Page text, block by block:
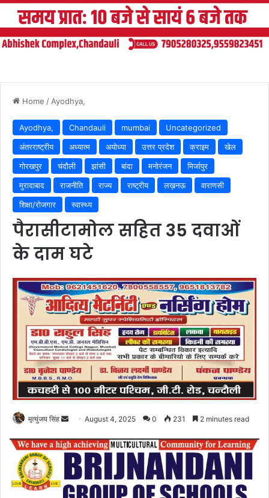
Home / Ayodhya,
Ayodhya, Chandauli mumbai
Uncategorized
अंतरराष्ट्रीय
अध्यात्म अयोध्या उत्तर प्रदेश क्राइम
खेल
गोरखपुर
चंदौली झांसी बांदा मनोरंजन
मिर्जापुर
मुरादाबाद
राजनीति राज्य राष्ट्रीय लख़नऊ
वाराणसी
शिक्षा/रोजगार
स्वास्थ्य
पैरासीटामोल सहित 35 दवाओं
के दाम घटे
मृत्युंजय सिंह
Send
email
August 4, 2025 0 231 2 minutes read